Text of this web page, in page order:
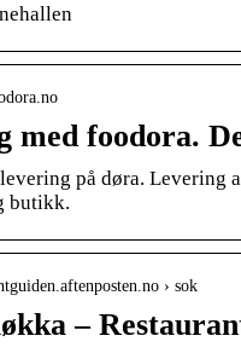
med foodora.
på døra. Levering
butikk.
› sok
–